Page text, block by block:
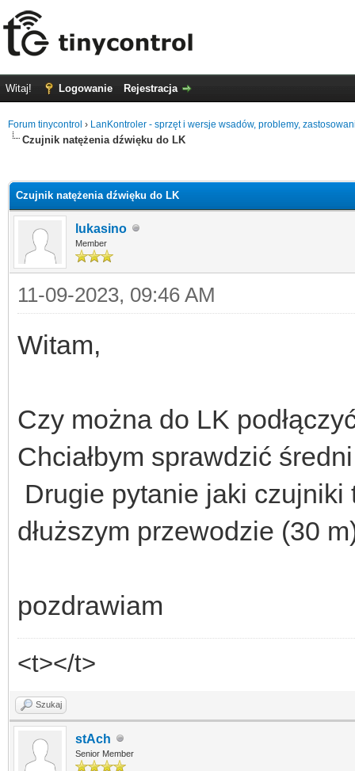
Witaj! Logowanie Rejestracja
Forum tinycontrol › LanKontroler - sprzęt i wersje wsadów, problemy,
Czujnik natężenia dźwięku do LK
Czujnik natężenia dźwięku do LK
lukasino
Member
11-09-2023, 09:46 AM
Witam,
Czy można do LK
Chciałbym sprawdzić
Drugie pytanie jaki
dłuższym przewodzie (30
pozdrawiam
<t></t>
Szukaj
stAch
Senior Member